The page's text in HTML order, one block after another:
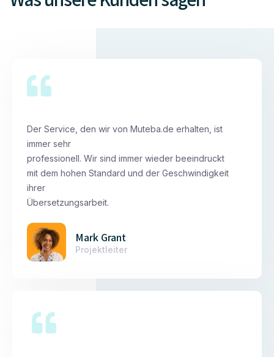
Der Service, den wir von Muteba.de erhalten, ist
immer sehr
professionell. Wir sind immer wieder beeindruckt
mit dem hohen Standard und der Geschwindigkeit
ihrer
Übersetzungsarbeit.
Mark Grant
Projektleiter